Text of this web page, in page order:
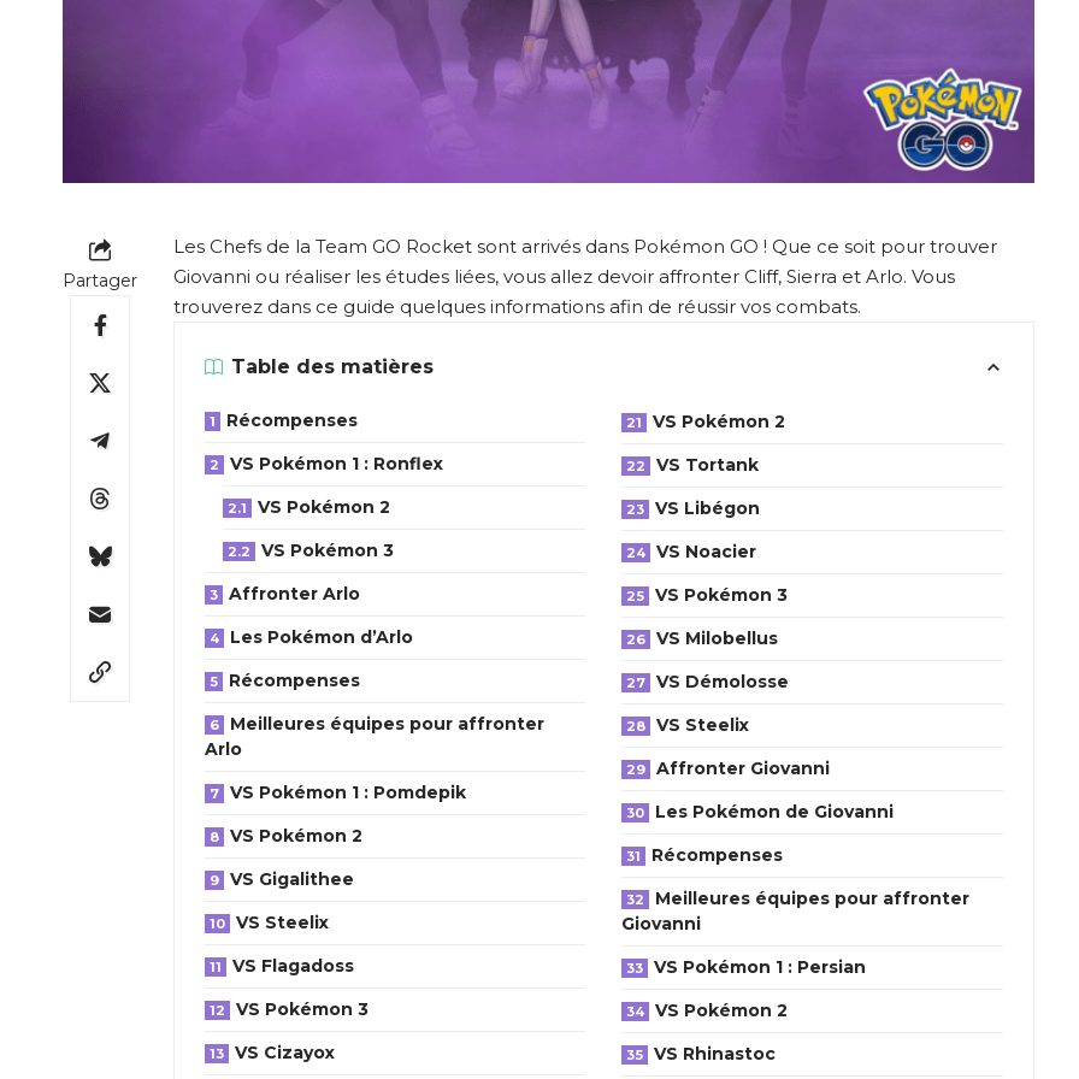
Partager
Les Chefs de la Team GO Rocket sont arrivés dans Pokémon GO ! Que ce soit pour trouver
Giovanni ou réaliser les études liées, vous allez devoir affronter Cliff, Sierra et Arlo. Vous
trouverez dans ce guide quelques informations afin de réussir vos combats.
Table des matières
Récompenses
VS Pokémon 1 : Ronflex
VS Pokémon 2
VS Pokémon 3
Affronter Arlo
Les Pokémon d’Arlo
Récompenses
Meilleures équipes pour affronter
Arlo
VS Pokémon 1 : Pomdepik
VS Pokémon 2
VS Gigalithee
VS Steelix
VS Flagadoss
VS Pokémon 3
VS Cizayox
VS Pokémon 2
VS Tortank
VS Libégon
VS Noacier
VS Pokémon 3
VS Milobellus
VS Démolosse
VS Steelix
Affronter Giovanni
Les Pokémon de Giovanni
Récompenses
Meilleures équipes pour affronter
Giovanni
VS Pokémon 1 : Persian
VS Pokémon 2
VS Rhinastoc